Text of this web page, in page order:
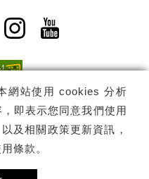
網站使用 cookies 分析
即表示您同意我們使用
及相關政策更新資訊，
條款 。
新視窗)
窗)
另開新視窗)
Instagram(另開新視
YouTube(另開
訂閱
營國家藝術文化中心